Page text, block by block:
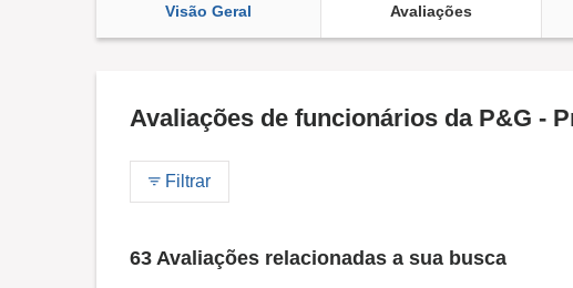
Visão Geral Avaliações
Avaliações de funcionários da P&G -
Filtrar
63 Avaliações relacionadas a sua busca